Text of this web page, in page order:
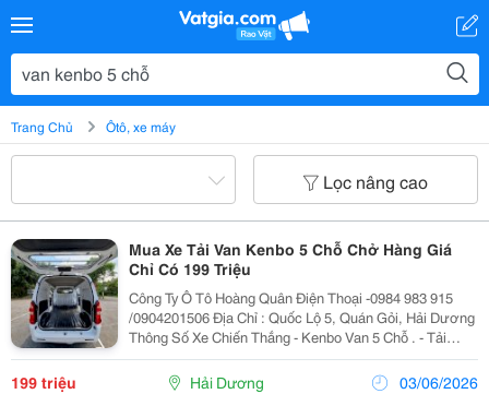
Trang Chủ Ôtô, xe máy
Lọc nâng cao
Mua Xe Tải Van Kenbo 5 Chỗ Chở Hàng Giá
Chỉ Có 199 Triệu
Công Ty Ô Tô Hoàng Quân Điện Thoại -0984 983 915
/0904201506 Địa Chỉ : Quốc Lộ 5, Quán Gỏi, Hải Dương
Thông Số Xe Chiến Thắng - Kenbo Van 5 Chỗ . - Tải
Trọng Hàng Hóa : 650 Kg - Loại Nhiên Liệu: Xăng - Kích
Thước Lốp: 5.50 - 13 - Bảo Hành Đến...
199 triệu Hải Dương 03/06/2026